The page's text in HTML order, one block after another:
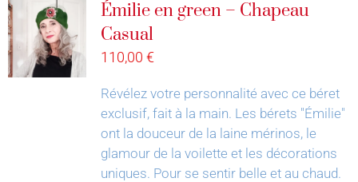
Émilie en green – Chapeau
Casual
110,00 €
Révélez votre personnalité avec ce béret
exclusif, fait à la main. Les bérets "Émilie"
ont la douceur de la laine mérinos, le
glamour de la voilette et les décorations
uniques. Pour se sentir belle et au chaud.